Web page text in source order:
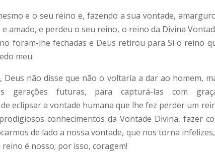
e o seu reino e, fazendo a sua vontade,
amado, e perdeu o seu reino, o reino da Divina
foram-lhe fechadas e Deus retirou para Si o reino
meu.
não disse que não o voltaria a dar ao homem,
gerações futuras, para capturá-las com
eclipsar a vontade humana que lhe fez perder um
conhecimentos da Vontade Divina, fazer
de lado a nossa vontade, que nos torna
é nosso; por isso, coragem!